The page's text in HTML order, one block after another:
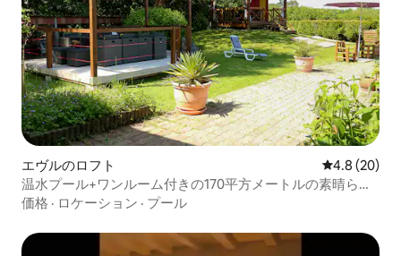
エヴルのロフト レビュー20
4.8 (20)
温水プール+ワンルーム付きの170平方メートルの素晴らし
いロフト
価格 · ロケーション · プール